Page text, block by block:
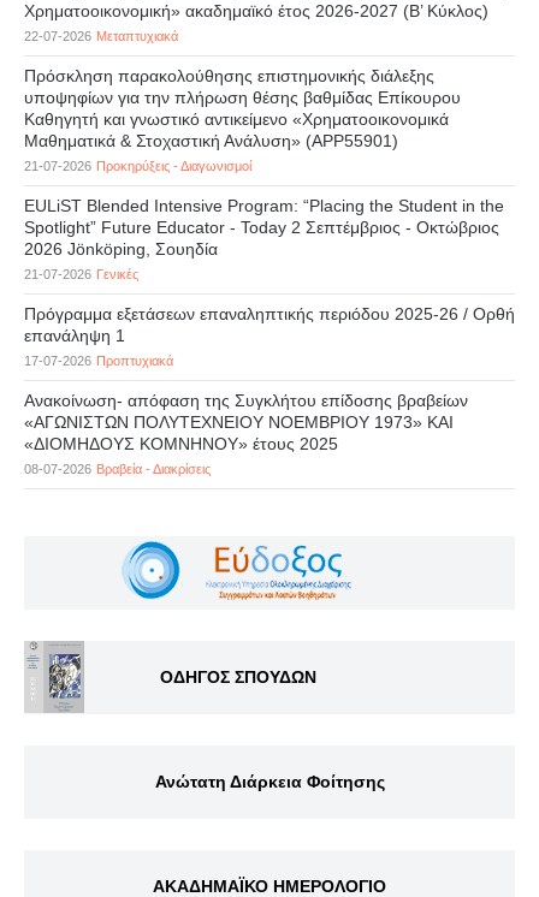
Χρηματοοικονομική» ακαδημαϊκό έτος 2026-2027 (B’ Kύκλος)
22-07-2026 Μεταπτυχιακά
Πρόσκληση παρακολούθησης επιστημονικής διάλεξης
υποψηφίων για την πλήρωση θέσης βαθμίδας Επίκουρου
Καθηγητή και γνωστικό αντικείμενο «Χρηματοοικονομικά
Μαθηματικά & Στοχαστική Ανάλυση» (APP55901)
21-07-2026 Προκηρύξεις - Διαγωνισμοί
EULiST Blended Intensive Program: “Placing the Student in the
Spotlight” Future Educator - Today 2 Σεπτέμβριος - Οκτώβριος
2026 Jönköping, Σουηδία
21-07-2026 Γενικές
Πρόγραμμα εξετάσεων επαναληπτικής περιόδου 2025-26 / Ορθή
επανάληψη 1
17-07-2026 Προπτυχιακά
Ανακοίνωση- απόφαση της Συγκλήτου επίδοσης βραβείων
«ΑΓΩΝΙΣΤΩΝ ΠΟΛΥΤΕΧΝΕΙΟΥ ΝΟΕΜΒΡΙΟΥ 1973» ΚΑΙ
«ΔΙΟΜΗΔΟΥΣ ΚΟΜΝΗΝΟΥ» έτους 2025
08-07-2026 Βραβεία - Διακρίσεις
ΟΔΗΓΟΣ ΣΠΟΥΔΩΝ
Ανώτατη Διάρκεια Φοίτησης
ΑΚΑΔΗΜΑΪΚΟ ΗΜΕΡΟΛΟΓΙΟ